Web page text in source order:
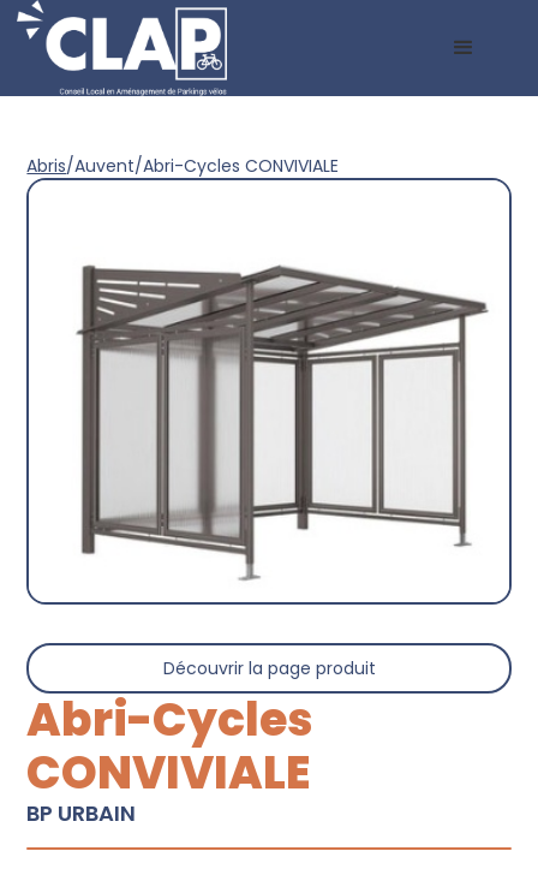
Abris/Auvent/Abri-Cycles CONVIVIALE
Découvrir la page produit
Abri-Cycles
CONVIVIALE
BP URBAIN